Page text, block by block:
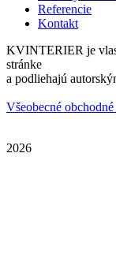
Referencie
Kontakt
KVINTERIER je
stránke
a podliehajú
Všeobecné
2026